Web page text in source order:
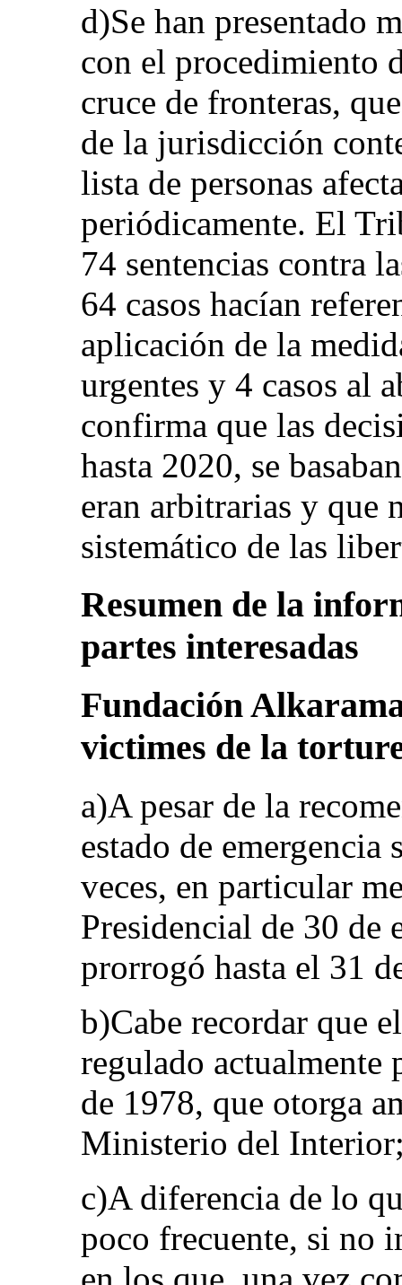
d)Se han presentado
con el procedimiento
cruce de fronteras,
de la jurisdicción
lista de personas
periódicamente. El
74 sentencias contra
64 casos hacían
aplicación de la
urgentes y 4 casos al
confirma que las
hasta 2020, se
eran arbitrarias y que
sistemático de las
Resumen de la
partes interesadas
Fundación
victimes de la
a)A pesar de la
estado de emergencia
veces, en particular
Presidencial de 30 de
prorrogó hasta el 31
b)Cabe recordar que
regulado actualmente
de 1978, que otorga
Ministerio del
c)A diferencia de lo
poco frecuente, si no